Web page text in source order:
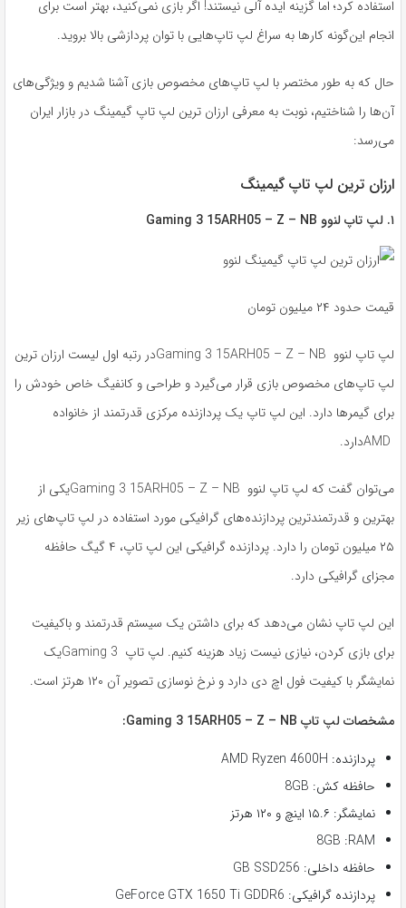
استفاده کرد؛ اما گزینه ایده آلی نیستند! اگر بازی نمی‌کنید، بهتر است برای
انجام این‌گونه کارها به سراغ لپ تاپ‌هایی با توان پردازشی بالا بروید.
حال که به طور مختصر با لپ تاپ‌های مخصوص بازی آشنا شدیم و ویژگی‌های
آن‌ها را شناختیم، نوبت به معرفی ارزان ترین لپ تاپ گیمینگ در بازار ایران
می‌رسد:
ارزان ترین لپ تاپ گیمینگ
۱. لپ تاپ لنوو Gaming 3 15ARH05 – Z – NB
قیمت حدود ۲۴ میلیون تومان
لپ تاپ لنوو Gaming 3 15ARH05 – Z – NBدر رتبه اول لیست ارزان ترین
لپ تاپ‌های مخصوص بازی قرار می‌گیرد و طراحی و کانفیگ خاص خودش را
برای گیمرها دارد. این لپ تاپ یک پردازنده مرکزی قدرتمند از خانواده
می‌توان گفت که لپ تاپ لنوو Gaming 3 15ARH05 – Z – NBیکی از
بهترین و قدرتمندترین پردازنده‌های گرافیکی مورد استفاده در لپ تاپ‌های زیر
۲۵ میلیون تومان را دارد. پردازنده گرافیکی این لپ تاپ، ۴ گیگ حافظه
مجزای گرافیکی دارد.
این لپ تاپ نشان می‌دهد که برای داشتن یک سیستم قدرتمند و باکیفیت
برای بازی کردن، نیازی نیست زیاد هزینه کنیم. لپ تاپ Gaming 3یک
نمایشگر با کیفیت فول اچ دی دارد و نرخ نوسازی تصویر آن ۱۲۰ هرتز است.
مشخصات لپ تاپ Gaming 3 15ARH05 – Z – NB:
پردازنده: AMD Ryzen 4600H
حافظه کش: 8GB
نمایشگر: ۱۵.۶ اینچ و ۱۲۰ هرتز
8GB :RAM
حافظه داخلی: GB SSD256
پردازنده گرافیکی: GeForce GTX 1650 Ti GDDR6